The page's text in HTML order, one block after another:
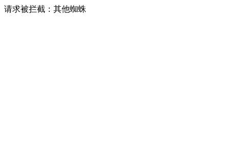
请求被拦截：其他蜘蛛